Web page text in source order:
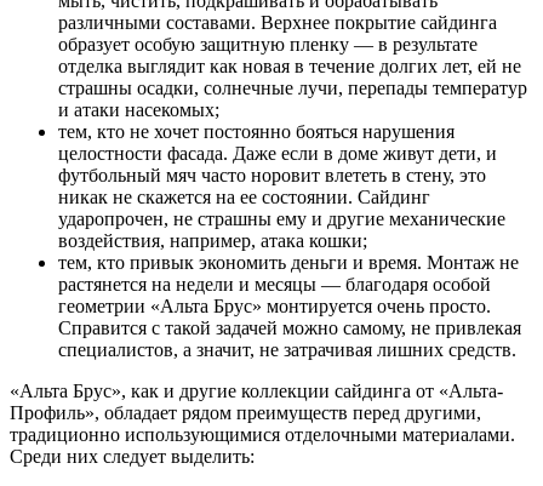
различными составами. Верхнее покрытие сайдинга
образует особую защитную пленку — в результате
отделка выглядит как новая в течение долгих лет, ей не
страшны осадки, солнечные лучи, перепады температур
и атаки насекомых;
тем, кто не хочет постоянно бояться нарушения
целостности фасада. Даже если в доме живут дети, и
футбольный мяч часто норовит влететь в стену, это
никак не скажется на ее состоянии. Сайдинг
ударопрочен, не страшны ему и другие механические
воздействия, например, атака кошки;
тем, кто привык экономить деньги и время. Монтаж не
растянется на недели и месяцы — благодаря особой
геометрии «Альта Брус» монтируется очень просто.
Справится с такой задачей можно самому, не привлекая
специалистов, а значит, не затрачивая лишних средств.
«Альта Брус», как и другие коллекции сайдинга от «Альта-
Профиль», обладает рядом преимуществ перед другими,
традиционно использующимися отделочными материалами.
Среди них следует выделить: